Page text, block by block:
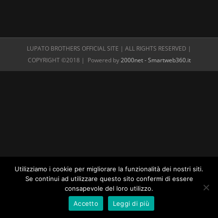
LUPATO BROTHERS OFFICIAL SITE | ALL RIGHTS RESERVED |
COPYRIGHT ©2018 | Powered by2000net - Smartweb360.it
Utilizziamo i cookie per migliorare la funzionalità dei nostri siti.
Se continui ad utilizzare questo sito confermi di essere
consapevole del loro utilizzo.
Accetto
Leggi di più